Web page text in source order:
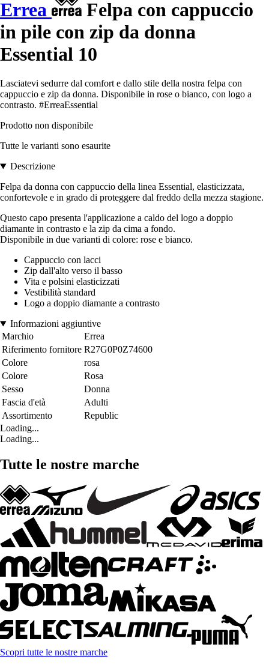
Errea
Felpa con cappuccio
in pile con zip da donna
Essential 10
Lasciatevi sedurre dal comfort e dallo stile della nostra felpa con
cappuccio e zip da donna. Disponibile in rose o bianco, con logo a
contrasto. #ErreaEssential
Prodotto non disponibile
Tutte le varianti sono esaurite
Descrizione
Felpa da donna con cappuccio della linea Essential, elasticizzata,
confortevole e in grado di proteggere dal freddo della mezza stagione.
Questo capo presenta l'applicazione a caldo del logo a doppio
diamante in contrasto e la zip da cima a fondo.
Disponibile in due varianti di colore: rose e bianco.
Cappuccio con lacci
Zip dall'alto verso il basso
Vita e polsini elasticizzati
Vestibilità standard
Logo a doppio diamante a contrasto
Informazioni aggiuntive
Marchio
Errea
Riferimento fornitore R27G0P0Z74600
Colore
rosa
Colore
Rosa
Sesso
Donna
Fascia d'età
Adulti
Assortimento
Republic
Loading...
Loading...
Tutte le nostre marche
Scopri tutte le nostre marche